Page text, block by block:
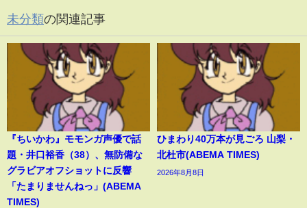
未分類の関連記事
『ちいかわ』モモンガ声優で話
題・井口裕香（38）、無防備な
グラビアオフショットに反響
「たまりませんねっ」(ABEMA
TIMES)
ひまわり40万本が見ごろ 山梨・
北杜市(ABEMA TIMES)
2026年8月8日